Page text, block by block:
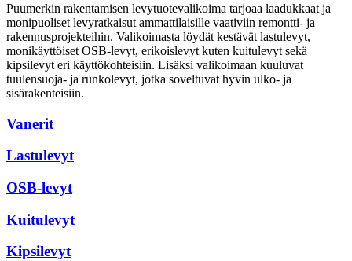
Puumerkin rakentamisen levytuotevalikoima tarjoaa laadukkaat ja
monipuoliset levyratkaisut ammattilaisille vaativiin remontti- ja
rakennusprojekteihin. Valikoimasta löydät kestävät lastulevyt,
monikäyttöiset OSB-levyt, erikoislevyt kuten kuitulevyt sekä
kipsilevyt eri käyttökohteisiin. Lisäksi valikoimaan kuuluvat
tuulensuoja- ja runkolevyt, jotka soveltuvat hyvin ulko- ja
sisärakenteisiin.
Vanerit
Lastulevyt
OSB-levyt
Kuitulevyt
Kipsilevyt